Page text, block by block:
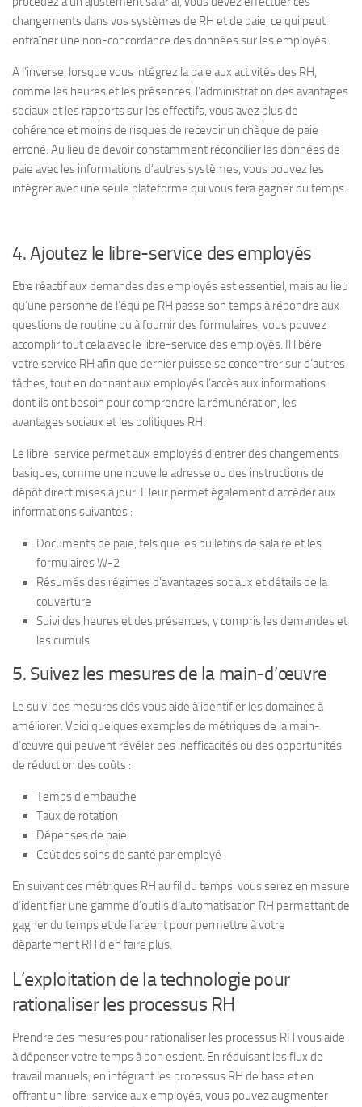
changements dans vos systèmes de RH et de paie, ce qui peut
entraîner une non-concordance des données sur les employés.
A l’inverse, lorsque vous intégrez la paie aux activités des RH,
comme les heures et les présences, l’administration des avantages
sociaux et les rapports sur les effectifs, vous avez plus de
cohérence et moins de risques de recevoir un chèque de paie
erroné. Au lieu de devoir constamment réconcilier les données de
paie avec les informations d’autres systèmes, vous pouvez les
intégrer avec une seule plateforme qui vous fera gagner du temps.
4. Ajoutez le libre-service des employés
Etre réactif aux demandes des employés est essentiel, mais au lieu
qu’une personne de l’équipe RH passe son temps à répondre aux
questions de routine ou à fournir des formulaires, vous pouvez
accomplir tout cela avec le libre-service des employés. Il libère
votre service RH afin que dernier puisse se concentrer sur d’autres
tâches, tout en donnant aux employés l’accès aux informations
dont ils ont besoin pour comprendre la rémunération, les
avantages sociaux et les politiques RH.
Le libre-service permet aux employés d’entrer des changements
basiques, comme une nouvelle adresse ou des instructions de
dépôt direct mises à jour. Il leur permet également d’accéder aux
informations suivantes :
Documents de paie, tels que les bulletins de salaire et les
formulaires W-2
Résumés des régimes d’avantages sociaux et détails de la
couverture
Suivi des heures et des présences, y compris les demandes et
les cumuls
5. Suivez les mesures de la main-d’œuvre
Le suivi des mesures clés vous aide à identifier les domaines à
améliorer. Voici quelques exemples de métriques de la main-
d’œuvre qui peuvent révéler des inefficacités ou des opportunités
de réduction des coûts :
Temps d’embauche
Taux de rotation
Dépenses de paie
Coût des soins de santé par employé
En suivant ces métriques RH au fil du temps, vous serez en mesure
d’identifier une gamme d’outils d’automatisation RH permettant de
gagner du temps et de l’argent pour permettre à votre
département RH d’en faire plus.
L’exploitation de la technologie pour
rationaliser les processus RH
Prendre des mesures pour rationaliser les processus RH vous aide
à dépenser votre temps à bon escient. En réduisant les flux de
travail manuels, en intégrant les processus RH de base et en
offrant un libre-service aux employés, vous pouvez augmenter